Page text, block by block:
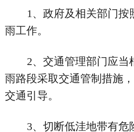
1、政府及相关部门按
雨工作。
2、交通管理部门应当
雨路段采取交通管制措施
交通引导。
3、切断低洼地带有危